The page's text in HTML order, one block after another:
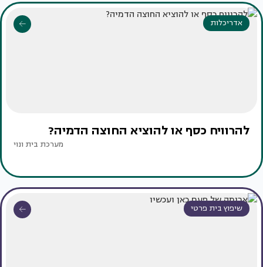
אדריכלות
להרוויח כסף או להוציא החוצה הדמיה?
מערכת בית ונוי
שיפוץ בית פרטי